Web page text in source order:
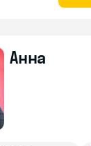
Анна